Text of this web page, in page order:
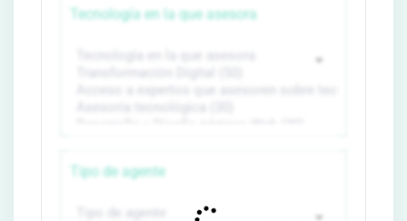
Tecnología en la que asesora
Tipo de agente